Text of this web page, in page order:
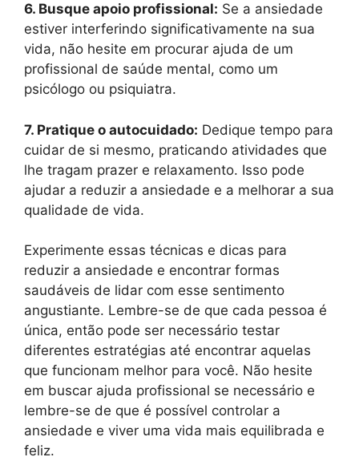
6. Busque apoio profissional: Se a ansiedade
estiver interferindo significativamente na sua
vida, não hesite em procurar ajuda de um
profissional de saúde mental, como um
psicólogo ou psiquiatra.
7. Pratique o autocuidado: Dedique tempo para
cuidar de si mesmo, praticando atividades que
lhe tragam prazer e relaxamento. Isso pode
ajudar a reduzir a ansiedade e a melhorar a sua
qualidade de vida.
Experimente essas técnicas e dicas para
reduzir a ansiedade e encontrar formas
saudáveis de lidar com esse sentimento
angustiante. Lembre-se de que cada pessoa é
única, então pode ser necessário testar
diferentes estratégias até encontrar aquelas
que funcionam melhor para você. Não hesite
em buscar ajuda profissional se necessário e
lembre-se de que é possível controlar a
ansiedade e viver uma vida mais equilibrada e
feliz.